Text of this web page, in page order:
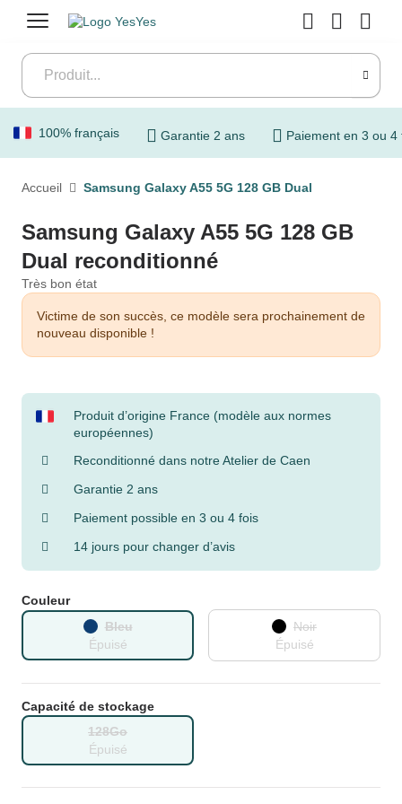
100% français Garantie 2 ans Paiement en 3 ou 4
Accueil Samsung Galaxy A55 5G 128 GB Dual
Samsung Galaxy A55 5G 128 GB
Dual reconditionné
Très bon état
Victime de son succès, ce modèle sera prochainement de
nouveau disponible !
Produit d’origine France (modèle aux normes
européennes)
Reconditionné dans notre Atelier de Caen
Garantie 2 ans
Paiement possible en 3 ou 4 fois
14 jours pour changer d’avis
Couleur
Bleu
Épuisé
Noir
Épuisé
Capacité de stockage
128Go
Épuisé